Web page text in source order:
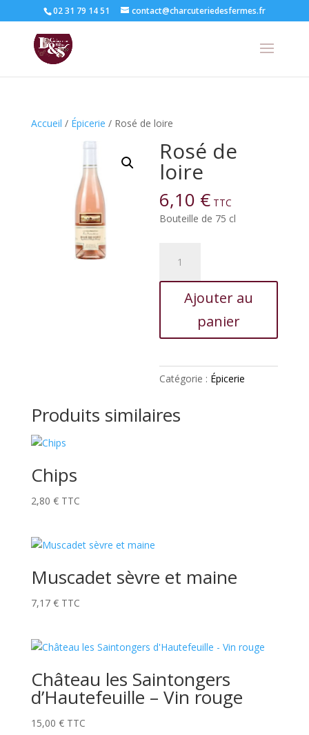
02 31 79 14 51 contact@charcuteriedesfermes.fr
Accueil / Épicerie / Rosé de loire
Rosé de
loire
6,10 € TTC
Bouteille de 75 cl
Rosé
Ajouter au
panier
Catégorie : Épicerie
Produits similaires
Chips
2,80 € TTC
Muscadet sèvre et maine
7,17 € TTC
Château les Saintongers
d’Hautefeuille – Vin rouge
15,00 € TTC